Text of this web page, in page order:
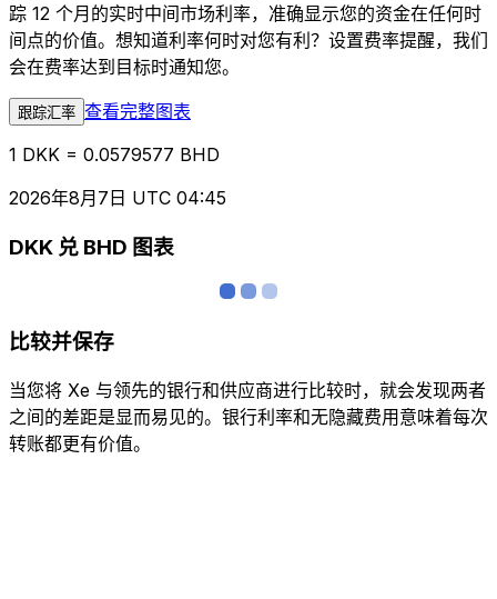
踪 12 个月的实时中间市场利率，准确显示您的资金在任何时
间点的价值。想知道利率何时对您有利？设置费率提醒，我们
会在费率达到目标时通知您。
跟踪汇率 查看完整图表
1 DKK = 0.0579577 BHD
2026年8月7日 UTC 04:45
DKK 兑 BHD 图表
比较并保存
当您将 Xe 与领先的银行和供应商进行比较时，就会发现两者
之间的差距是显而易见的。银行利率和无隐藏费用意味着每次
转账都更有价值。